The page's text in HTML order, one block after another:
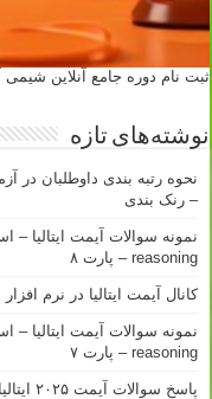
ثبت نام دوره جامع آنلاین شیمی آیمت 2027 ایتالیا -
نوشته‌های تازه
– رنک بندی
reasoning – پارت ۸
کانال آیمت ایتالیا در نرم
reasoning – پارت ۷